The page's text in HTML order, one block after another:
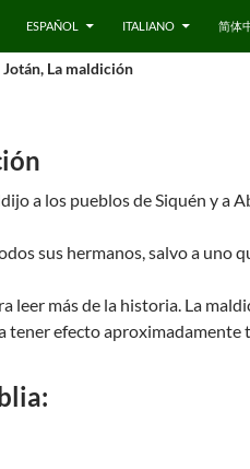
ESPAÑOL ITALIANO 简体
Jotán, La maldición
a los pueblos de Siquén y a
sus hermanos, salvo a uno
leer más de la historia. La
tener efecto aproximadamente